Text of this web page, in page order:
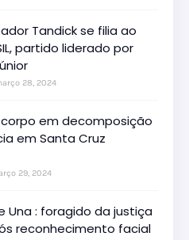
Tandick se filia ao
partido liderado por
28, 2024
em decomposição
em Santa Cruz
29, 2024
Una : foragido da justiça
reconhecimento facial